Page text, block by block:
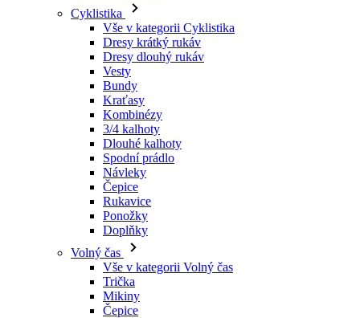
Cyklistika
Vše v kategorii Cyklistika
Dresy krátký rukáv
Dresy dlouhý rukáv
Vesty
Bundy
Kraťasy
Kombinézy
3/4 kalhoty
Dlouhé kalhoty
Spodní prádlo
Návleky
Čepice
Rukavice
Ponožky
Doplňky
Volný čas
Vše v kategorii Volný čas
Trička
Mikiny
Čepice